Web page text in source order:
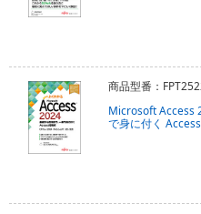
商品型番：
Microsoft Access
で身に付く